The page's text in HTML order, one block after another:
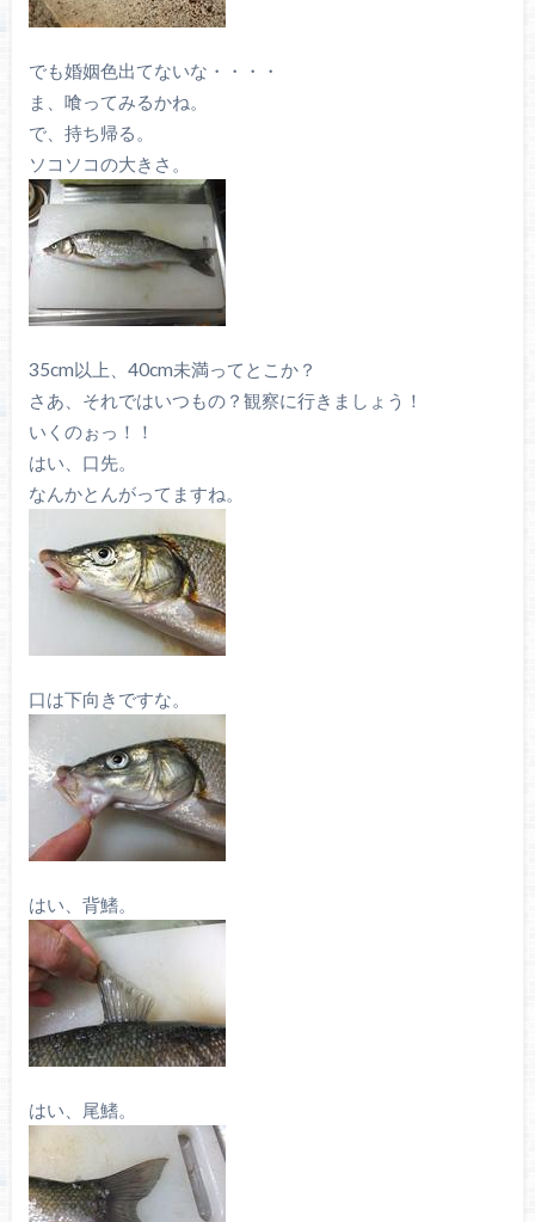
でも婚姻色出てないな・・・・
ま、喰ってみるかね。
で、持ち帰る。
ソコソコの大きさ。
35cm以上、40cm未満ってとこか？
さあ、それではいつもの？観察に行きましょう！
いくのぉっ！！
はい、口先。
なんかとんがってますね。
口は下向きですな。
はい、背鰭。
はい、尾鰭。